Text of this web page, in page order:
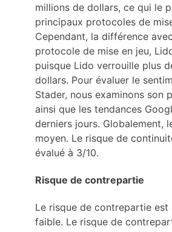
millions de dollars, ce qui le
principaux protocoles de
Cependant, la différence
protocole de mise en jeu,
puisque Lido verrouille plus
dollars. Pour évaluer le
Stader, nous examinons son
ainsi que les tendances
derniers jours. Globalement,
moyen. Le risque de
évalué à 3/10.
Risque de contrepartie
Le risque de contrepartie est
faible. Le risque de